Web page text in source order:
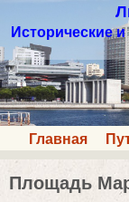
Исторические
Главная
Площадь